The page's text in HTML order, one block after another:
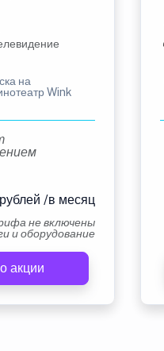
на
Wink
/в месяц
не включены
и оборудование
акции